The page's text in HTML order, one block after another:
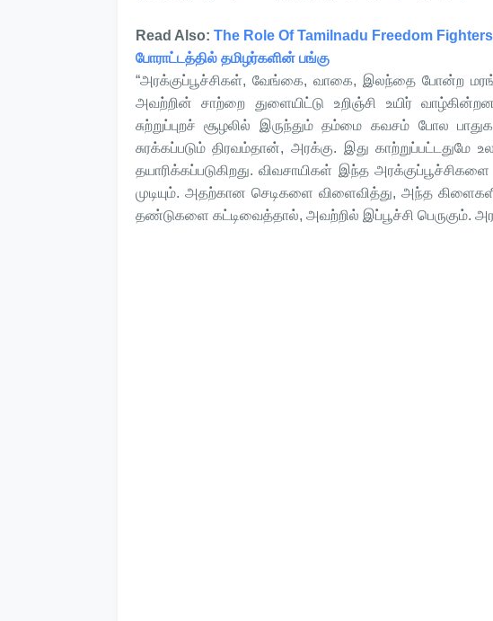
Read Also: The Role Of Tamilnadu Freedom Fighters
போராட்டத்தில் தமிழர்களின் பங்கு
“அரக்குப்பூச்சிகள், வேங்கை, வாகை, இலந்தை போன்ற
அவற்றின் சாற்றை துளையிட்டு உறிஞ்சி உயிர்
சுற்றுப்புறச் சூழலில் இருந்தும் தம்மை கவசம் போல
சுரக்கப்படும் திரவம்தான், அரக்கு. இது காற்றுப்பட்டதுமே
தயாரிக்கப்படுகிறது. விவசாயிகள் இந்த
முடியும். அதற்கான செடிகளை விளைவித்து, அந்த
தண்டுகளை கட்டிவைத்தால், அவற்றில் இப்பூச்சி பெருகும்.